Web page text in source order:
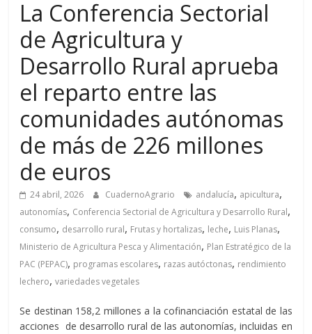
La Conferencia Sectorial
de Agricultura y
Desarrollo Rural aprueba
el reparto entre las
comunidades autónomas
de más de 226 millones
de euros
24 abril, 2026 CuadernoAgrario andalucía, apicultura,
autonomías, Conferencia Sectorial de Agricultura y Desarrollo Rural,
consumo, desarrollo rural, Frutas y hortalizas, leche, Luis Planas,
Ministerio de Agricultura Pesca y Alimentación, Plan Estratégico de la
PAC (PEPAC), programas escolares, razas autóctonas, rendimiento
lechero,variedades vegetales
Se destinan 158,2 millones a la cofinanciación estatal de las
acciones de desarrollo rural de las autonomías, incluidas en